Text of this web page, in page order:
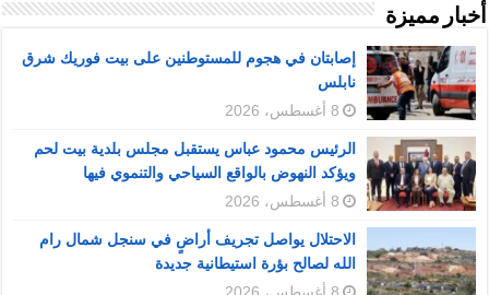
أخبار مميزة
إصابتان في هجوم للمستوطنين على بيت فوريك شرق
نابلس
8 أغسطس، 2026
الرئيس محمود عباس يستقبل مجلس بلدية بيت لحم
ويؤكد النهوض بالواقع السياحي والتنموي فيها
8 أغسطس، 2026
الاحتلال يواصل تجريف أراضٍ في سنجل شمال رام
الله لصالح بؤرة استيطانية جديدة
8 أغسطس، 2026